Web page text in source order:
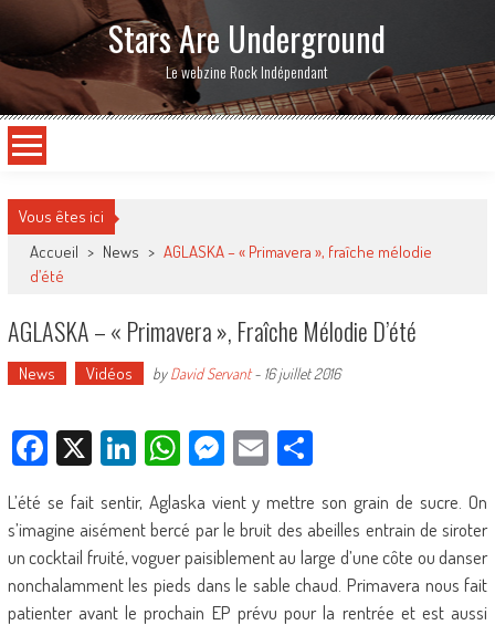
Stars Are Underground
Le webzine Rock Indépendant
Vous êtes ici
Accueil > News > AGLASKA – « Primavera », fraîche mélodie
d’été
AGLASKA – « Primavera », Fraîche Mélodie D’été
News Vidéos byDavid Servant- 16 juillet 2016
Facebook
X LinkedIn
WhatsApp
Messenger
EmailPartager
L’été se fait sentir, Aglaska vient y mettre son grain de sucre. On
s’imagine aisément bercé par le bruit des abeilles entrain de siroter
un cocktail fruité, voguer paisiblement au large d’une côte ou danser
nonchalamment les pieds dans le sable chaud. Primavera nous fait
patienter avant le prochain EP prévu pour la rentrée et est aussi